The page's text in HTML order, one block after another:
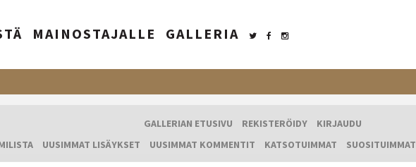
MAINOSTAJALLE GALLERIA
GALLERIAN ETUSIVU REKISTERÖIDY
KIRJAUDU
UUSIMMAT LISÄYKSET UUSIMMAT KOMMENTIT KATSOTUIMMAT SUOSITUIMMAT